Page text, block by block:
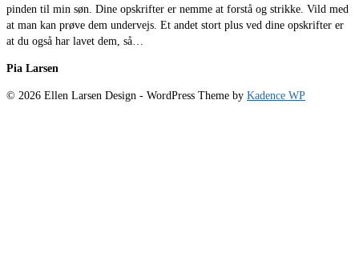
pinden til min søn. Dine opskrifter er nemme at forstå og strikke. Vild med
at man kan prøve dem undervejs. Et andet stort plus ved dine opskrifter er
at du også har lavet dem, så…
Pia Larsen
© 2026 Ellen Larsen Design - WordPress Theme by Kadence WP